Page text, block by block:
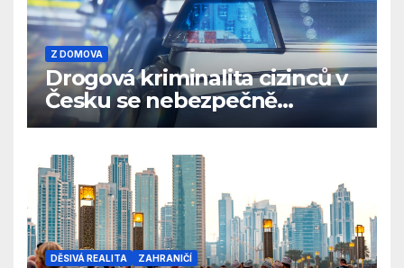
Z DOMOVA
Drogová kriminalita cizinců v
Česku se nebezpečně
rozrůstá
DĚSIVÁ REALITA ZAHRANIČÍ